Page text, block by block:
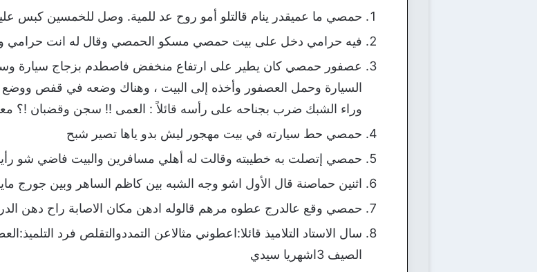
حمصي ما عميقدر ينام قالتلو أمو روح عد للمية. وصل للخمسين كبس
فيه حرامي دخل على بيت حمصي مسكو الحمصي وقال له انت حرامي ولا
عصفور حمصي كان يطير على ارتفاع منخفض فاصطدم بزجاج سيارة
السيارة وحمل العصفور وأخذه إلى البيت ، وهناك وضعه في قفص ووضع
وراء الشبك ضرب بجناحه على رأسه قائلاً : العمى !! سجن وقضبان !؟
حمصي حط سيارته في بيت مهجور ليش بدو ياها تصير شبح
حمصي إتصلت به خطيبته وقالت له أهلي مسافرين والبيت فاضي شو
اثنين حماصنة قال الأول اشو وجه الشبه بين كاظم الساهر وبين جورج
حمصي وقع عالدرج عطوه مرهم قالوله ادهن مكان الاصابة راح دهن
الصيف 3اشهريا سيدي